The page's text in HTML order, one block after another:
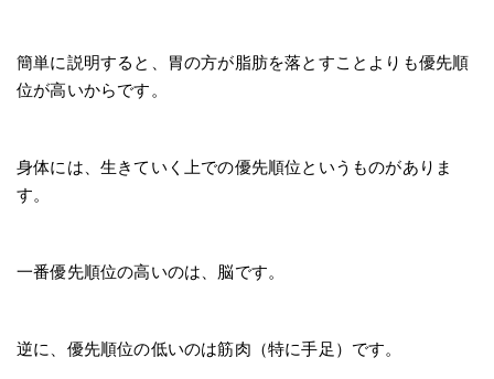
簡単に説明すると、胃の方が脂肪を落とすことよりも優先順
位が高いからです。
身体には、生きていく上での優先順位というものがありま
す。
一番優先順位の高いのは、脳です。
逆に、優先順位の低いのは筋肉（特に手足）です。